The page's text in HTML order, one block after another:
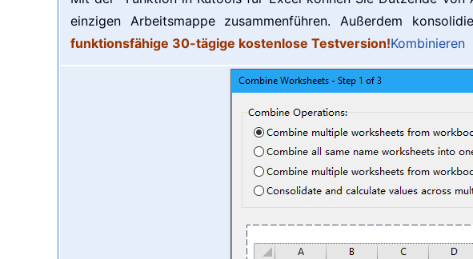
einzigen Arbeitsmappe zusammenführen. Außerdem
funktionsfähige 30-tägige kostenlose Testversion!Kombinieren